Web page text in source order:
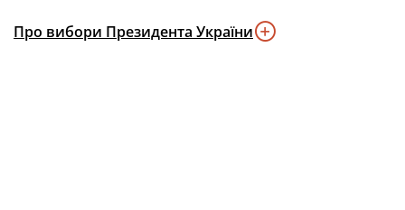
Про вибори Президента України